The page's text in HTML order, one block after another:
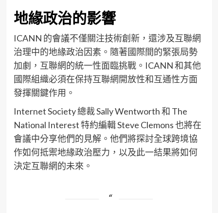
地緣政治的影響
ICANN 的會議不僅關注技術創新，還涉及互聯網
治理中的地緣政治因素。隨著國際間的緊張局勢
加劇，互聯網的統一性面臨挑戰。ICANN 和其他
國際組織必須在保持互聯網開放性和互通性方面
發揮關鍵作用。
Internet Society 總裁 Sally Wentworth 和 The
National Interest 特約編輯 Steve Clemons 也將在
會議中分享他們的見解。他們將探討全球跨境協
作如何抵禦地緣政治壓力，以及此一結果將如何
決定互聯網的未來。